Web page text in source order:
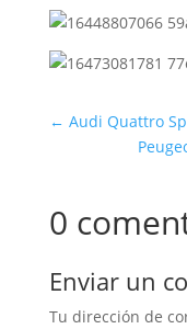
← Audi Quattro
0
Enviar un
Tu dirección de